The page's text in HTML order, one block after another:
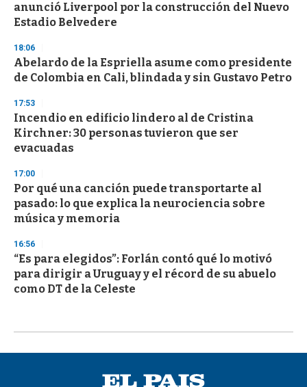
anunció Liverpool por la construcción del Nuevo
Estadio Belvedere
18:06
Abelardo de la Espriella asume como presidente
de Colombia en Cali, blindada y sin Gustavo Petro
17:53
Incendio en edificio lindero al de Cristina
Kirchner: 30 personas tuvieron que ser
evacuadas
17:00
Por qué una canción puede transportarte al
pasado: lo que explica la neurociencia sobre
música y memoria
16:56
“Es para elegidos”: Forlán contó qué lo motivó
para dirigir a Uruguay y el récord de su abuelo
como DT de la Celeste